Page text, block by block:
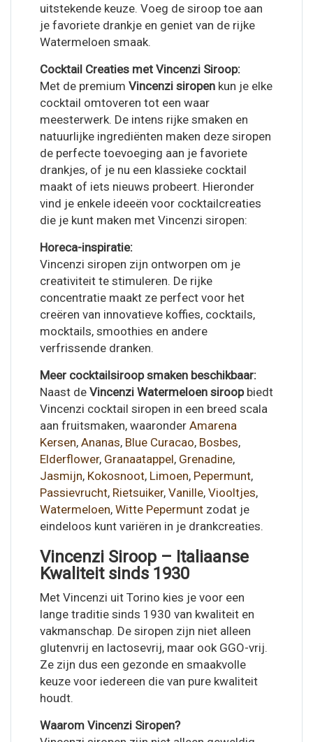
uitstekende keuze. Voeg de siroop toe aan
je favoriete drankje en geniet van de rijke
Watermeloen smaak.
Cocktail Creaties met Vincenzi Siroop:
Met de premium Vincenzi siropen kun je elke
cocktail omtoveren tot een waar
meesterwerk. De intens rijke smaken en
natuurlijke ingrediënten maken deze siropen
de perfecte toevoeging aan je favoriete
drankjes, of je nu een klassieke cocktail
maakt of iets nieuws probeert. Hieronder
vind je enkele ideeën voor cocktailcreaties
die je kunt maken met Vincenzi siropen:
Horeca-inspiratie:
Vincenzi siropen zijn ontworpen om je
creativiteit te stimuleren. De rijke
concentratie maakt ze perfect voor het
creëren van innovatieve koffies, cocktails,
mocktails, smoothies en andere
verfrissende dranken.
Meer cocktailsiroop smaken beschikbaar:
Naast de Vincenzi Watermeloen siroopbiedt
Vincenzi cocktail siropen in een breed scala
aan fruitsmaken, waaronder Amarena
Kersen, Ananas, Blue Curacao, Bosbes,
Elderflower, Granaatappel, Grenadine,
Jasmijn, Kokosnoot, Limoen, Pepermunt,
Passievrucht, Rietsuiker, Vanille, Viooltjes,
Watermeloen, Witte Pepermunt zodat je
eindeloos kunt variëren in je drankcreaties.
Vincenzi Siroop – Italiaanse
Kwaliteit sinds 1930
Met Vincenzi uit Torino kies je voor een
lange traditie sinds 1930 van kwaliteit en
vakmanschap. De siropen zijn niet alleen
glutenvrij en lactosevrij, maar ook GGO-vrij.
Ze zijn dus een gezonde en smaakvolle
keuze voor iedereen die van pure kwaliteit
houdt.
Waarom Vincenzi Siropen?